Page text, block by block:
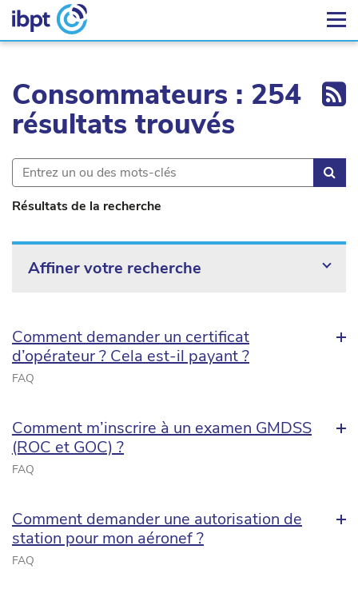
Consommateurs : 254
résultats trouvés
Résultats de la recherche
Affiner votre recherche
Comment demander un certificat
d’opérateur ? Cela est-il payant ?
FAQ
Comment m’inscrire à un examen GMDSS
(ROC et GOC) ?
FAQ
Comment demander une autorisation de
station pour mon aéronef ?
FAQ